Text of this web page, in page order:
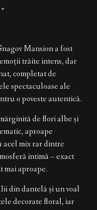
Mansion a fost
trăite intens, dar
completat de
spectaculoase ale
o poveste autentică.
de flori albe și
aproape
acel mix rar dintre
intimă – exact
mai aproape.
din dantelă și un voal
decorate floral, iar